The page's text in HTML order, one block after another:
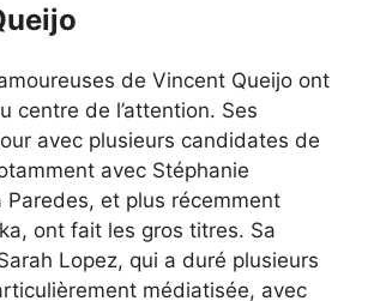
de Vincent Queijo ont
centre de l’attention. Ses
avec plusieurs candidates de
avec Stéphanie
Paredes, et plus récemment
ont fait les gros titres. Sa
Lopez, qui a duré plusieurs
médiatisée, avec